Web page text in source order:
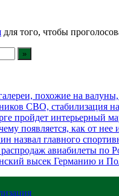
для того, чтобы
похожие на
СВО, стабилизация
пройдет интерьерный
появляется, как от нее
назвал главного
авиабилеты по
высек Германию и